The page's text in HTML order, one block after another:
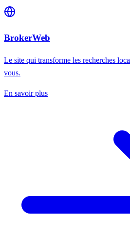
BrokerWeb
Le site qui transforme les recherches
vous.
En savoir plus